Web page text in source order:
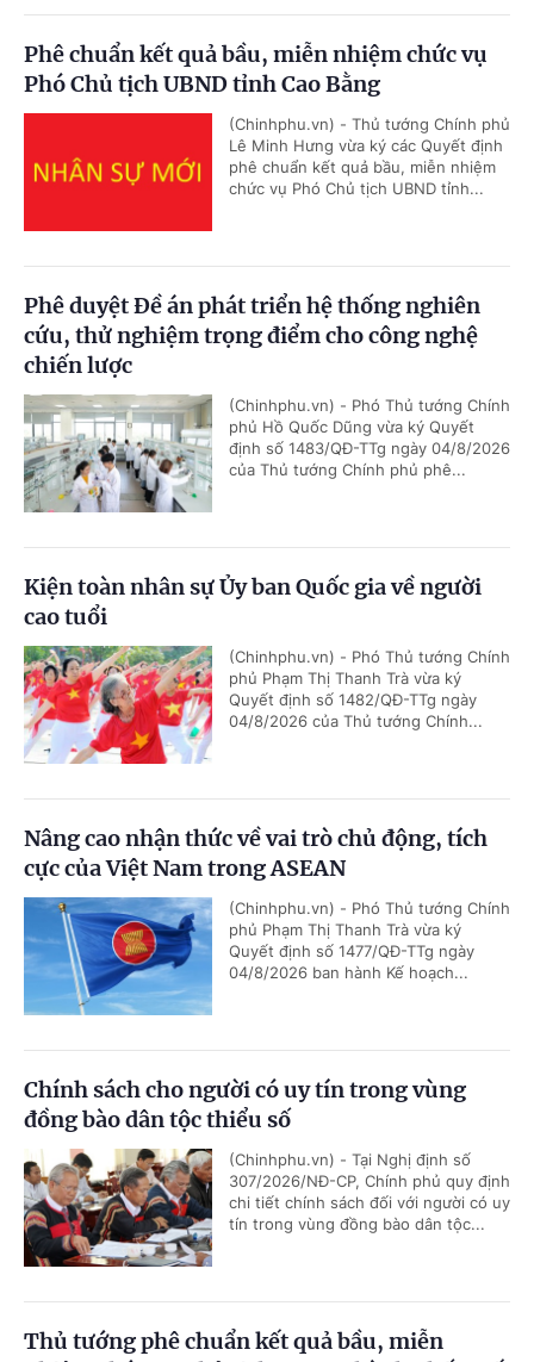
Phê chuẩn kết quả bầu, miễn nhiệm chức vụ
Phó Chủ tịch UBND tỉnh Cao Bằng
(Chinhphu.vn) - Thủ tướng Chính phủ
Lê Minh Hưng vừa ký các Quyết định
phê chuẩn kết quả bầu, miễn nhiệm
chức vụ Phó Chủ tịch UBND tỉnh...
Phê duyệt Đề án phát triển hệ thống nghiên
cứu, thử nghiệm trọng điểm cho công nghệ
chiến lược
(Chinhphu.vn) - Phó Thủ tướng Chính
phủ Hồ Quốc Dũng vừa ký Quyết
định số 1483/QĐ-TTg ngày 04/8/2026
của Thủ tướng Chính phủ phê...
Kiện toàn nhân sự Ủy ban Quốc gia về người
cao tuổi
(Chinhphu.vn) - Phó Thủ tướng Chính
phủ Phạm Thị Thanh Trà vừa ký
Quyết định số 1482/QĐ-TTg ngày
04/8/2026 của Thủ tướng Chính...
Nâng cao nhận thức về vai trò chủ động, tích
cực của Việt Nam trong ASEAN
(Chinhphu.vn) - Phó Thủ tướng Chính
phủ Phạm Thị Thanh Trà vừa ký
Quyết định số 1477/QĐ-TTg ngày
04/8/2026 ban hành Kế hoạch...
Chính sách cho người có uy tín trong vùng
đồng bào dân tộc thiểu số
(Chinhphu.vn) - Tại Nghị định số
307/2026/NĐ-CP, Chính phủ quy định
chi tiết chính sách đối với người có uy
tín trong vùng đồng bào dân tộc...
Thủ tướng phê chuẩn kết quả bầu, miễn